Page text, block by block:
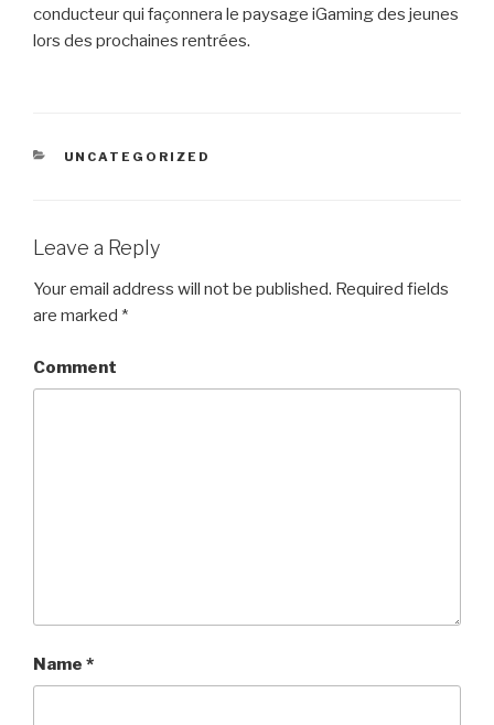
conducteur qui façonnera le paysage iGaming des jeunes
lors des prochaines rentrées.
CATEGORIES
UNCATEGORIZED
Leave a Reply
Your email address will not be published. Required fields
are marked *
Comment
Name *